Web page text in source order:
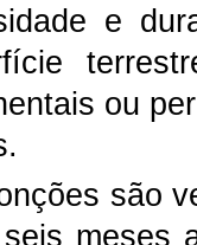
e
ou
são
meses